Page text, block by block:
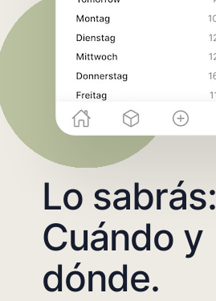
Lo sabrás:
Cuándo y
dónde.